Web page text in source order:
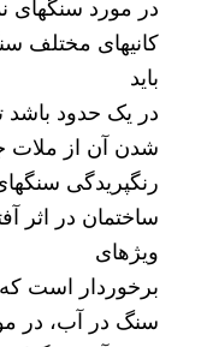
در مورد سنگهای
کانیهای مختلف
باید
در یک حدود
شدن آن از ملات
رنگپریدگی
ساختمان در اثر
ویژهای
برخوردار است که